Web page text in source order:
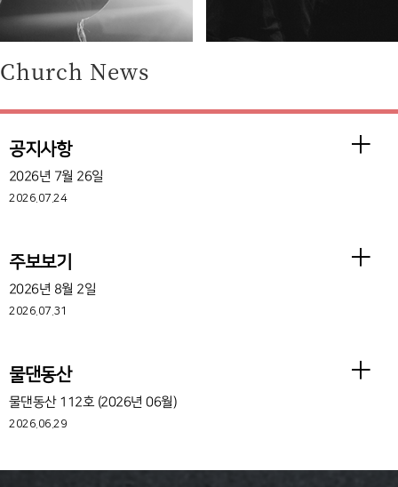
Church News
공지사항
2026년 7월 26일
2026.07.24
주보보기
2026년 8월 2일
2026.07.31
물댄동산
물댄동산 112호 (2026년 06월)
2026.06.29